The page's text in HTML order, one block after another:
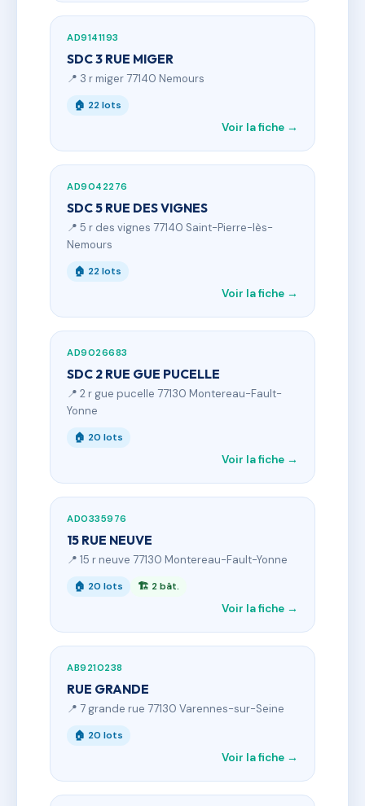
AD9141193
SDC 3 RUE MIGER
📍 3 r miger 77140 Nemours
🏠 22 lots
Voir la fiche →
AD9042276
SDC 5 RUE DES VIGNES
📍 5 r des vignes 77140 Saint-Pierre-lès-
Nemours
🏠 22 lots
Voir la fiche →
AD9026683
SDC 2 RUE GUE PUCELLE
📍 2 r gue pucelle 77130 Montereau-Fault-
Yonne
🏠 20 lots
Voir la fiche →
AD0335976
15 RUE NEUVE
📍 15 r neuve 77130 Montereau-Fault-Yonne
🏠 20 lots 🏗 2 bât.
Voir la fiche →
AB9210238
RUE GRANDE
📍 7 grande rue 77130 Varennes-sur-Seine
🏠 20 lots
Voir la fiche →